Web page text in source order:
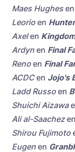
Maes Hughesen
Leorio en
Axelen
Ardyn en Final
Reno en Final
ACDCen Jojo's
Ladd Russo en
Shuichi Aizawa
Ali al-Saachezen
Shirou Fujimoto
Eugen en